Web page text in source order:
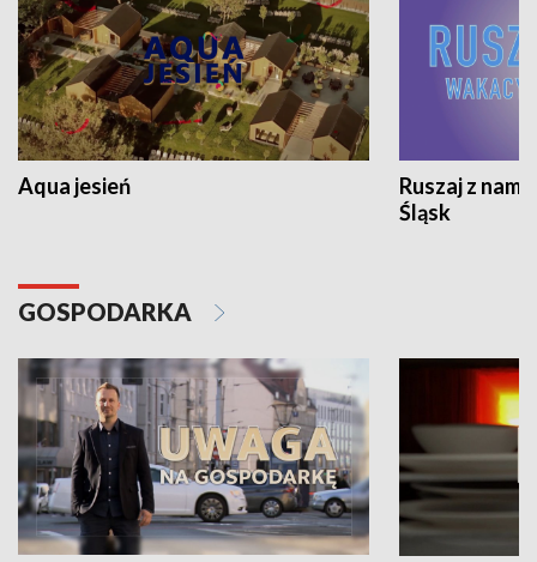
Aqua jesień
Ruszaj z
Śląsk
GOSPODARKA